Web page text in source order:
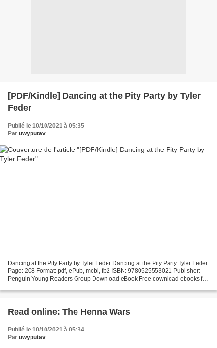
[PDF/Kindle] Dancing at the Pity Party by Tyler
Feder
Publié le 10/10/2021 à 05:35
Par uwyputav
Dancing at the Pity Party by Tyler Feder Dancing at the Pity Party Tyler Feder
Page: 208 Format: pdf, ePub, mobi, fb2 ISBN: 9780525553021 Publisher:
Penguin Young Readers Group Download eBook Free download ebooks for
Read online: The Henna Wars
Publié le 10/10/2021 à 05:34
Par uwyputav